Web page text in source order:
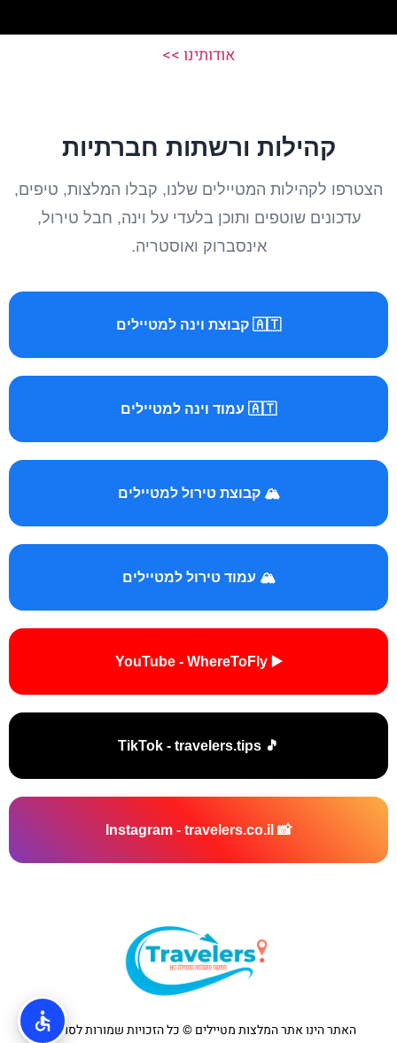
אודותינו >>
קהילות ורשתות חברתיות
הצטרפו לקהילות המטיילים שלנו, קבלו המלצות, טיפים,
עדכונים שוטפים ותוכן בלעדי על וינה, חבל טירול,
אינסברוק ואוסטריה.
🇦🇹 קבוצת וינה למטיילים
🇦🇹 עמוד וינה למטיילים
🏔️ קבוצת טירול למטיילים
🏔️ עמוד טירול למטיילים
▶️ YouTube - WhereToFly
🎵 TikTok - travelers.tips
📸 Instagram - travelers.co.il
האתר הינו אתר המלצות מטיילים © כל הזכויות שמורות לסוכנות